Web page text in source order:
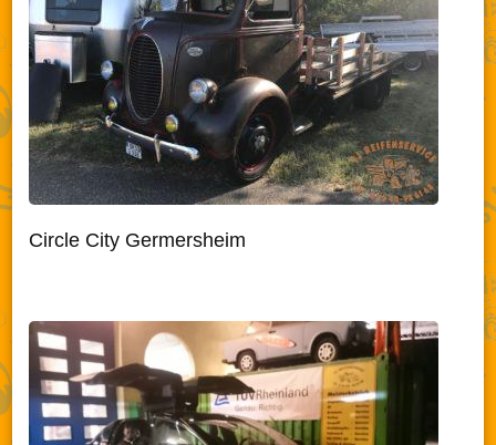
Circle City Germersheim